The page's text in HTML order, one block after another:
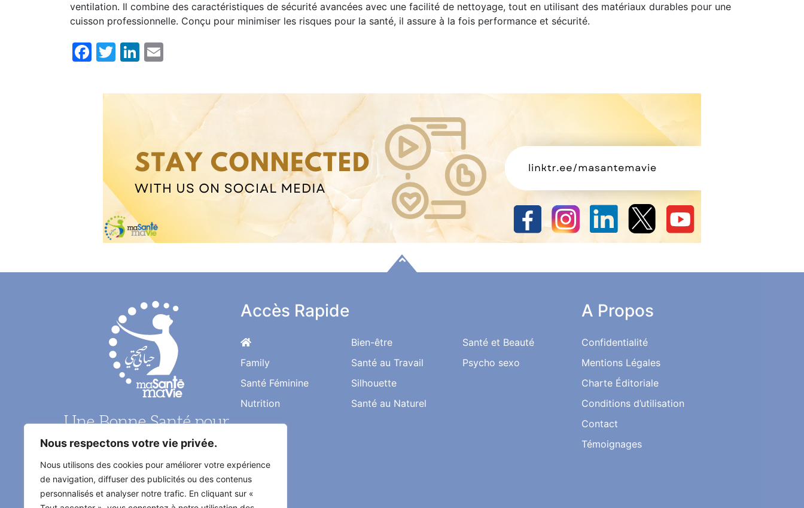
Nous respectons votre vie privée.
Nous utilisons des cookies pour améliorer votre expérience
de navigation, diffuser des publicités ou des contenus
personnalisés et analyser notre trafic. En cliquant sur «
ventilation. Il combine des caractéristiques de sécurité avancées avec une facilité de nettoyage, tout en utilisant des matériaux durables pour une
cuisson professionnelle. Conçu pour minimiser les risques pour la santé, il assure à la fois performance et sécurité.
Facebook
TwitterLinkedIn
Une Bonne Santé pour
une Vie Meilleure
Le magazine santé au quotidien de
l'information médical décrypté par
les médecins et les experts
Accès Rapide
Family
Santé Féminine
Nutrition
Bien-être
Santé au Travail
Silhouette
Santé au Naturel
Santé et Beauté
Psycho sexo
A Propos
Confidentialité
Mentions Légales
Charte Éditoriale
Conditions d’utilisation
Contact
Témoignages